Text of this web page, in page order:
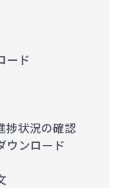
1個当た
ード
捗状況の確認
ウンロード